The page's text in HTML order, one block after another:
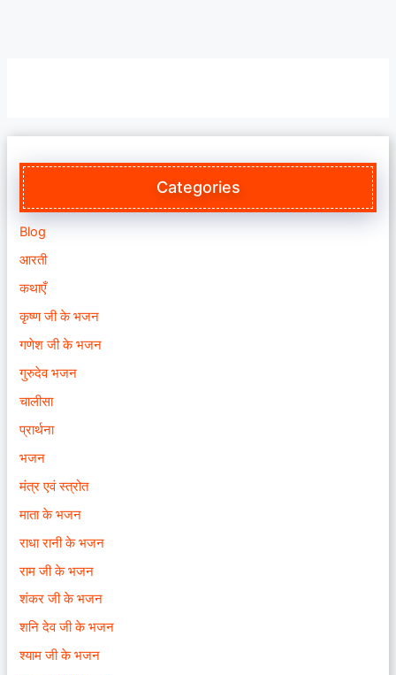
Categories
Blog
आरती
कथाएँ
कृष्ण जी के भजन
गणेश जी के भजन
गुरुदेव भजन
चालीसा
प्रार्थना
भजन
मंत्र एवं स्त्रोत
माता के भजन
राधा रानी के भजन
राम जी के भजन
शंकर जी के भजन
शनि देव जी के भजन
श्याम जी के भजन